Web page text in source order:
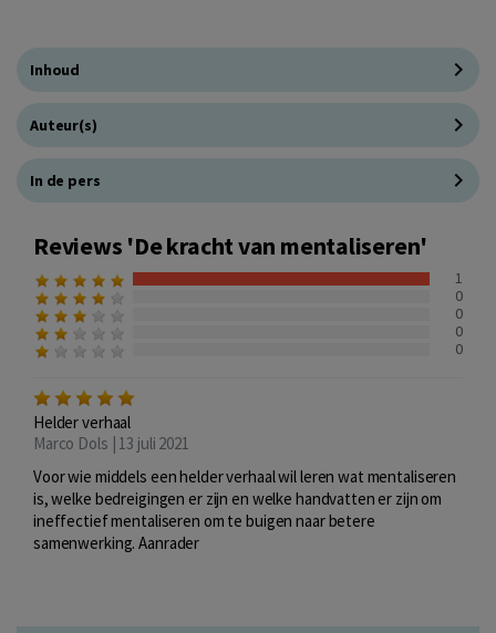
Inhoud
Auteur(s)
In de pers
Reviews 'De kracht van mentaliseren'
1
0
0
0
0
Helder verhaal
Marco Dols | 13 juli 2021
Voor wie middels een helder verhaal wil leren wat mentaliseren
is, welke bedreigingen er zijn en welke handvatten er zijn om
ineffectief mentaliseren om te buigen naar betere
samenwerking. Aanrader